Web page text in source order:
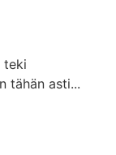
teki
tähän asti...